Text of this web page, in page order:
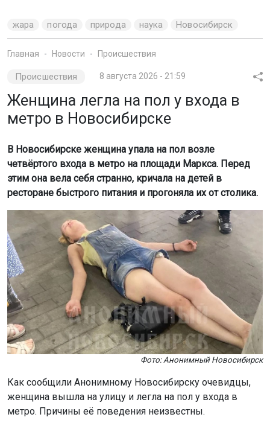
жара погода природа наука Новосибирск
Главная Новости Происшествия
Происшествия 8 августа 2026 - 21:59
Женщина легла на пол у входа в
метро в Новосибирске
В Новосибирске женщина упала на пол возле
четвёртого входа в метро на площади Маркса. Перед
этим она вела себя странно, кричала на детей в
ресторане быстрого питания и прогоняла их от столика.
Фото: Анонимный Новосибирск
Как сообщили Анонимному Новосибирску очевидцы,
женщина вышла на улицу и легла на пол у входа в
метро. Причины её поведения неизвестны.